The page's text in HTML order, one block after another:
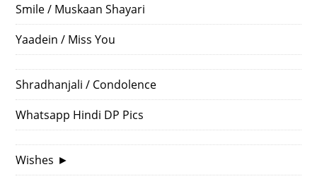
Smile / Muskaan Shayari
Yaadein / Miss You
Shradhanjali / Condolence
Whatsapp Hindi DP Pics
Wishes ►